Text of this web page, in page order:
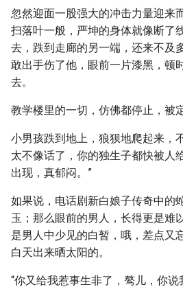
忽然迎面一股强大的冲击力量迎来
扫落叶一般，严坤的身体就像断了
去，跌到走廊的另一端，还来不及
敢出手伤了他，眼前一片漆黑，顿
去。
教学楼里的一切，仿佛都停止，被
小男孩跌到地上，狼狈地爬起来，
太不像话了，你的独生子都快被人
出现，真郁闷。”
如果说，电话剧新白娘子传奇中的
玉；那么眼前的男人，长得更是难
是男人中少见的白暂，哦，差点又
白天出来晒太阳的。
“你又给我惹事生非了，骜儿，你说